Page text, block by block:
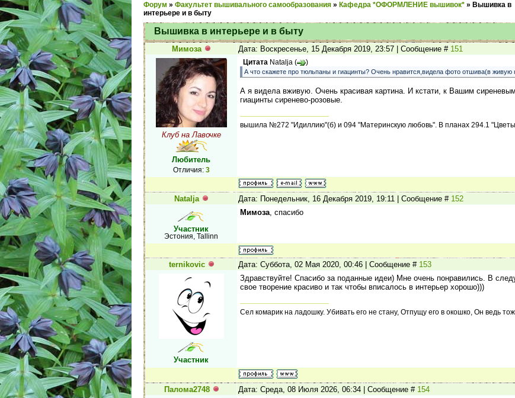
Форум » Факультет вышивального самообразования » Кафедра *ОФОРМЛЕНИЕ вышивок* » Вышивка в
интерьере и в быту
Вышивка в интерьере и в быту
Мимоза Дата: Воскресенье, 15 Декабря 2019, 23:57 | Сообщение # 151
Клуб на Лавочке
Любитель
Отличия: 3
Цитата Natalja ( )
А что скажете про тюльпаны и гиацинты? Очень нравится,видела фото отшива(в живую
А я видела вживую. Очень красивая картина. И кстати, к Вашим
гиацинты сиренево-розовые.
вышила №272 "Идиллию"(б) и 094 "Материнскую любовь". В планах 294.1
Natalja Дата: Понедельник, 16 Декабря 2019, 19:11 | Сообщение # 152
Участник
Эстония, Tallinn
Мимоза, спасибо
ternikovic Дата: Суббота, 02 Мая 2020, 00:46 | Сообщение # 153
Участник
Здравствуйте! Спасибо за поданные идеи) Мне очень понравились. В
свое творение красиво и так чтобы вписалось в интерьер хорошо)))
Сел комарик на ладошку. Убивать его не стану, Отпущу его в окошко, Он ведь
Палома2748 Дата: Среда, 08 Июля 2026, 06:34 | Сообщение # 154